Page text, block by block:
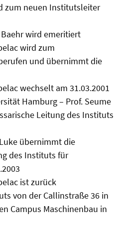
zum neuen Institutsleiter
wird emeritiert
wird zum
und übernimmt die
wechselt am 31.03.2001
Hamburg – Prof. Seume
Leitung des Instituts
übernimmt die
des Instituts für
ist zurück
von der Callinstraße 36 in
Campus Maschinenbau in